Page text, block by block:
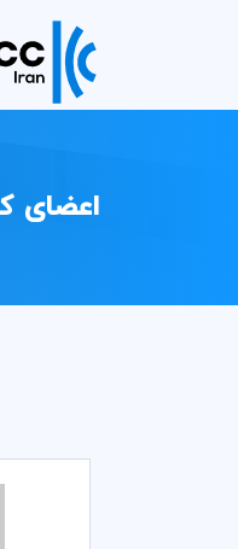
اعضای